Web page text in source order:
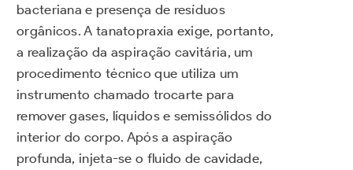
bacteriana e presença de resíduos
orgânicos. A tanatopraxia exige, portanto,
a realização da aspiração cavitária, um
procedimento técnico que utiliza um
instrumento chamado trocarte para
remover gases, líquidos e semissólidos do
interior do corpo. Após a aspiração
profunda, injeta-se o fluido de cavidade,